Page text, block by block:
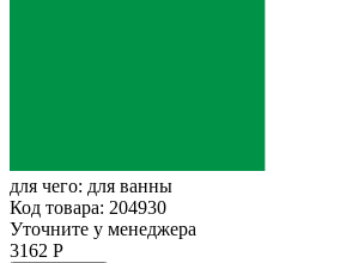
для чего: для ванны
Код товара: 204930
Уточните у менеджера
3162 Р